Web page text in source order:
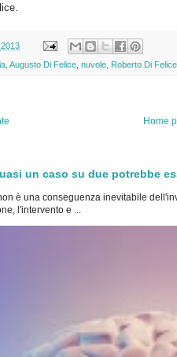
Augusto Di Felice nuvole Roberto Di Felice
Home
un caso su due potrebbe
è una conseguenza inevitabile
l'intervento e ...